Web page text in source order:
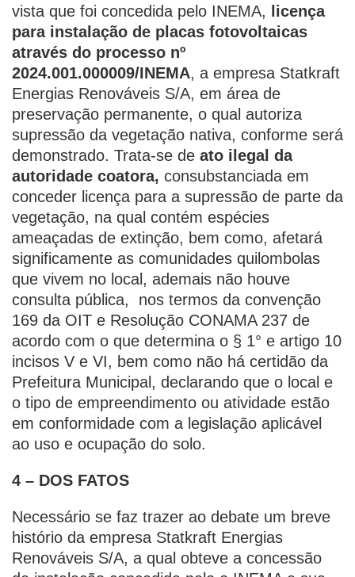
vista que foi concedida pelo INEMA,
licença
para instalação de placas fotovoltaicas
através do processo nº
2024.001.000009/INEMA, a empresa Statkraft
Energias Renováveis S/A, em área de
preservação permanente, o qual autoriza
supressão da vegetação nativa, conforme será
demonstrado. Trata-se de ato ilegal da
autoridade coatora, consubstanciada em
conceder licença para a supressão de parte da
vegetação, na qual contém espécies
ameaçadas de extinção, bem como, afetará
significamente as comunidades quilombolas
que vivem no local, ademais não houve
consulta pública, nos termos da convenção
169 da OIT e Resolução CONAMA 237 de
acordo com o que determina o § 1° e artigo 10
incisos V e VI, bem como não há certidão da
Prefeitura Municipal, declarando que o local e
o tipo de empreendimento ou atividade estão
em conformidade com a legislação aplicável
ao uso e ocupação do solo.
4 – DOS FATOS
Necessário se faz trazer ao debate um breve
histório da empresa Statkraft Energias
Renováveis S/A, a qual obteve a concessão